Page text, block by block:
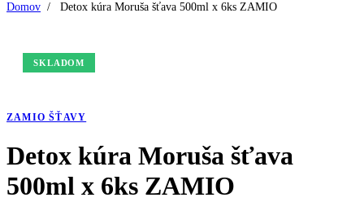
Domov / Detox kúra Moruša šťava 500ml x 6ks ZAMIO
SKLADOM
ZAMIO ŠŤAVY
Detox kúra Moruša šťava
500ml x 6ks ZAMIO